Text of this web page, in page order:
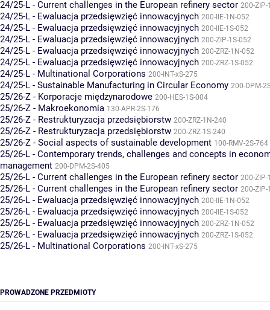
24/25-L - Current challenges in the European refinery sector 200-ZIP-
24/25-L - Ewaluacja przedsięwzięć innowacyjnych 200-IIE-1N-052
24/25-L - Ewaluacja przedsięwzięć innowacyjnych 200-IIE-1S-052
24/25-L - Ewaluacja przedsięwzięć innowacyjnych 200-ZIP-1S-052
24/25-L - Ewaluacja przedsięwzięć innowacyjnych 200-ZRZ-1N-052
24/25-L - Ewaluacja przedsięwzięć innowacyjnych 200-ZRZ-1S-052
24/25-L - Multinational Corporations 200-INT-xS-275
24/25-L - Sustainable Manufacturing in Circular Economy 200-DPM-
25/26-Z - Korporacje międzynarodowe 200-HES-1S-004
25/26-Z - Makroekonomia 130-APR-2S-176
25/26-Z - Restrukturyzacja przedsiębiorstw 200-ZRZ-1N-240
25/26-Z - Restrukturyzacja przedsiębiorstw 200-ZRZ-1S-240
25/26-Z - Social aspects of sustainable development 100-RMV-2S-764
25/26-L - Contemporary trends, challenges and concepts in
management 200-DPM-2S-405
25/26-L - Current challenges in the European refinery sector 200-ZIP-
25/26-L - Current challenges in the European refinery sector 200-ZIP-
25/26-L - Ewaluacja przedsięwzięć innowacyjnych 200-IIE-1N-052
25/26-L - Ewaluacja przedsięwzięć innowacyjnych 200-IIE-1S-052
25/26-L - Ewaluacja przedsięwzięć innowacyjnych 200-ZRZ-1N-052
25/26-L - Ewaluacja przedsięwzięć innowacyjnych 200-ZRZ-1S-052
25/26-L - Multinational Corporations 200-INT-xS-275
PROWADZONE PRZEDMIOTY